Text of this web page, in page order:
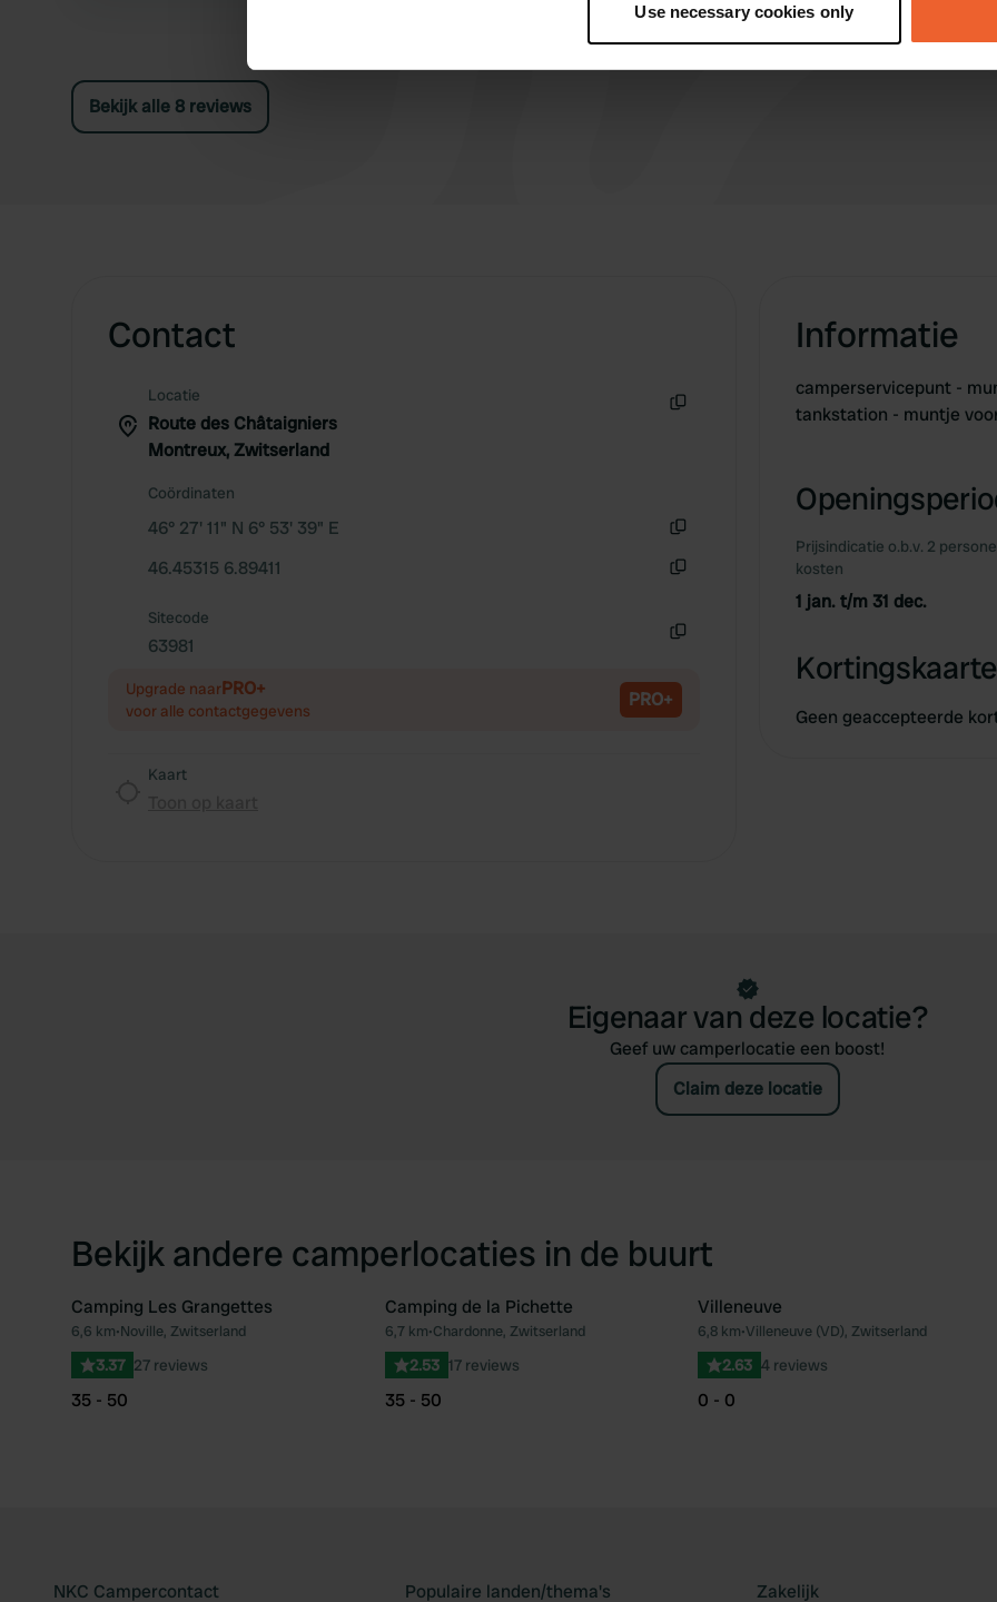
Find out more about how your personal data is processed and set your preferences in the
information about your use of our site with our social media, advertising and analytics
Use necessary cookies only
Bekijk alle 8 reviews
Contact
Locatie
Route des Châtaigniers
Montreux, Zwitserland
Coördinaten
46° 27' 11" N 6° 53' 39" E
46.45315 6.89411
Sitecode
63981
Upgrade naarPRO+
voor alle contactgegevens PRO+
Kaart
Informatie
camperservicepunt -
tankstation - muntje
Prijsindicatie o.b.v. 2
kosten
1 jan. t/m 31 dec.
Geen geaccepteerde
Eigenaar van deze locatie?
Geef uw camperlocatie een boost!
Claim deze locatie
Bekijk andere camperlocaties in de buurt
Favoriet
Camping Les Grangettes
6,6 km•Noville, Zwitserland
3.37 27 reviews
35 - 50
Favoriet
Camping de la Pichette
6,7 km•Chardonne, Zwitserland
2.53 17 reviews
35 - 50
Villeneuve
6,8 km•Villeneuve (VD), Zwitserland
2.63 4 reviews
0 - 0
NKC Campercontact Populaire landen/thema's Zakelijk